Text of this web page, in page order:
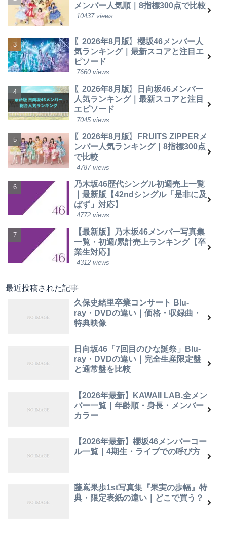
メンバー人気順｜8指標300点で比較
10437 views
〖2026年8月版〗櫻坂46メンバー人
気ランキング｜最新スコアと注目エ
ピソード
7660 views
〖2026年8月版〗日向坂46メンバー
人気ランキング｜最新スコアと注目
エピソード
7045 views
〖2026年8月版〗FRUITS ZIPPERメ
ンバー人気ランキング｜8指標300点
で比較
4787 views
乃木坂46歴代シングル初週売上一覧
｜最新版【42ndシングル「是非に及
ばず」対応】
4772 views
【最新版】乃木坂46メンバー写真集
一覧・初週/累計売上ランキング【卒
業生対応】
4312 views
最近投稿された記事
久保史緒里卒業コンサート Blu-
ray・DVDの違い｜価格・収録曲・
特典映像
日向坂46「7回目のひな誕祭」Blu-
ray・DVDの違い｜完全生産限定盤
と通常盤を比較
【2026年最新】KAWAII LAB.全メン
バー一覧｜年齢順・身長・メンバー
カラー
【2026年最新】櫻坂46メンバーコー
ル一覧｜4期生・ライブでの呼び方
藤嶌果歩1st写真集『果実の歩幅』特
典・限定表紙の違い｜どこで買う？